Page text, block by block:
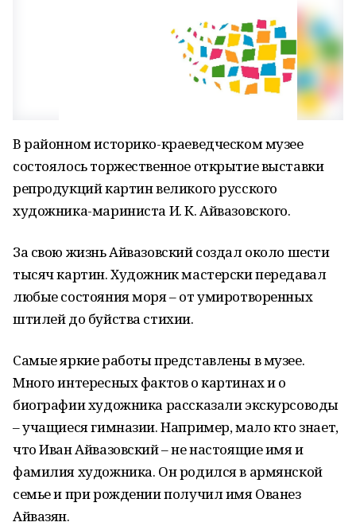
В районном историко-краеведческом музее
состоялось торжественное открытие выставки
репродукций картин великого русского
художника-мариниста И. К. Айвазовского.
За свою жизнь Айвазовский создал около шести
тысяч картин. Художник мастерски передавал
любые состояния моря – от умиротворенных
штилей до буйства стихии.
Самые яркие работы представлены в музее.
Много интересных фактов о картинах и о
биографии художника рассказали экскурсоводы
– учащиеся гимназии. Например, мало кто знает,
что Иван Айвазовский – не настоящие имя и
фамилия художника. Он родился в армянской
семье и при рождении получил имя Ованез
Айвазян.